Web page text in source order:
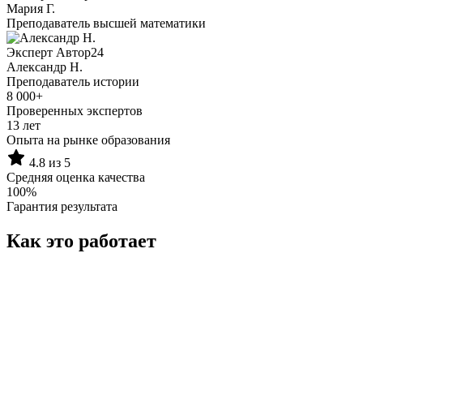
Мария Г.
Преподаватель высшей математики
Эксперт Автор24
Александр Н.
Преподаватель истории
8 000+
Проверенных экспертов
13 лет
Опыта на рынке образования
4.8 из 5
Средняя оценка качества
100%
Гарантия результата
Как это работает